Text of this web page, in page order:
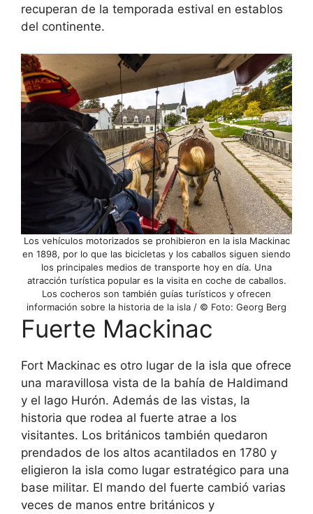
recuperan de la temporada estival en establos
del continente.
Los vehículos motorizados se prohibieron en la isla Mackinac
en 1898, por lo que las bicicletas y los caballos siguen siendo
los principales medios de transporte hoy en día. Una
atracción turística popular es la visita en coche de caballos.
Los cocheros son también guías turísticos y ofrecen
información sobre la historia de la isla / © Foto: Georg Berg
Fuerte Mackinac
Fort Mackinac es otro lugar de la isla que ofrece
una maravillosa vista de la bahía de Haldimand
y el lago Hurón. Además de las vistas, la
historia que rodea al fuerte atrae a los
visitantes. Los británicos también quedaron
prendados de los altos acantilados en 1780 y
eligieron la isla como lugar estratégico para una
base militar. El mando del fuerte cambió varias
veces de manos entre británicos y